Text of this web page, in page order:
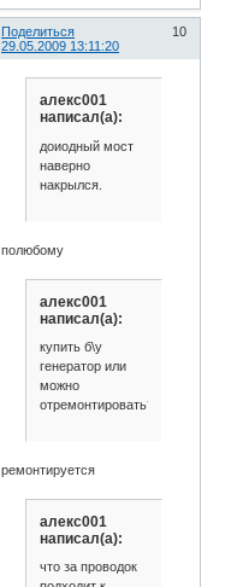
Поделиться
10
29.05.2009 13:11:20
алекс001
написал(а):
доиодный мост
наверно
накрылся.
полюбому
алекс001
написал(а):
купить б\у
генератор или
можно
отремонтировать?
ремонтируется
алекс001
написал(а):
что за проводок